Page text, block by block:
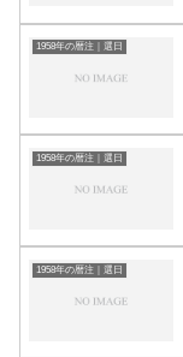
1958年の暦注｜選日
1958年の暦注｜選日
1958年の暦注｜選日